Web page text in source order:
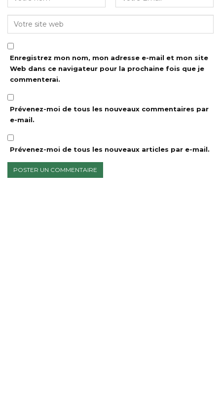
Enregistrez mon nom, mon adresse e-mail et mon site
Web dans ce navigateur pour la prochaine fois que je
commenterai.
Prévenez-moi de tous les nouveaux commentaires par
e-mail.
Prévenez-moi de tous les nouveaux articles par e-mail.